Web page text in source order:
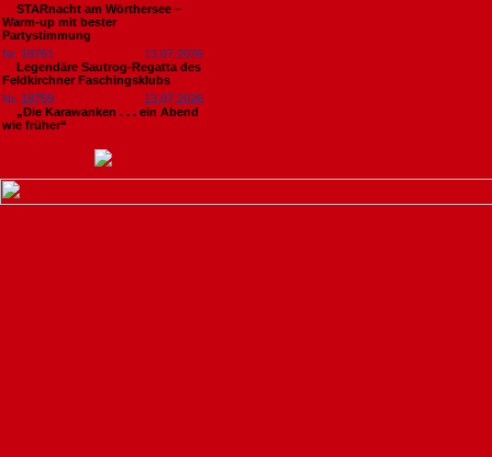
STARnacht am Wörthersee –
Warm-up mit bester
Partystimmung
Nr. 18761
13.07.2026
Legendäre Sautrog-Regatta des
Feldkirchner Faschingsklubs
Nr. 18759
13.07.2026
„Die Karawanken . . . ein Abend
wie früher“